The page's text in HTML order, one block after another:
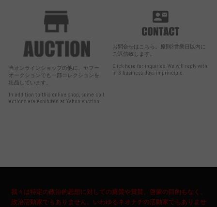
当オンラインショップの他に、ヤフー
オークションでも一部コレクションを
出品しています。
In addition to this online shop, some coll
ections are exhibited at Yahoo Auction.
お問合せはこちら。原則3営業日以内に
ご返信致します。
Click here for inquiries. We will reply with
in 3 business days in principle.
我々は特定の政治的思想に対しての翼賛や賞賛、啓蒙の目的もなく、
政治活動家でもありません。いわゆるネオナチの活動家でもありませ